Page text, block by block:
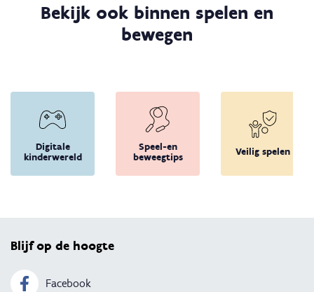
Bekijk ook binnen spelen en
bewegen
Digitale
kinderwereld
Speel-en
beweegtips
Veilig spelen
Blijf op de hoogte
Facebook